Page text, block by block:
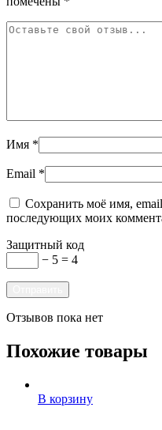
Имя *
Email *
Сохранить моё имя, email
последующих моих
Защитный код
− 5 = 4
Отзывов пока нет
Похожие товары
В корзину